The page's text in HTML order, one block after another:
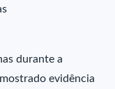
durante a
evidência